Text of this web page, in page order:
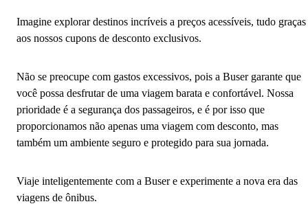
Imagine explorar destinos incríveis a preços acessíveis, tudo graças
aos nossos cupons de desconto exclusivos.
Não se preocupe com gastos excessivos, pois a Buser garante que
você possa desfrutar de uma viagem barata e confortável. Nossa
prioridade é a segurança dos passageiros, e é por isso que
proporcionamos não apenas uma viagem com desconto, mas
também um ambiente seguro e protegido para sua jornada.
Viaje inteligentemente com a Buser e experimente a nova era das
viagens de ônibus.